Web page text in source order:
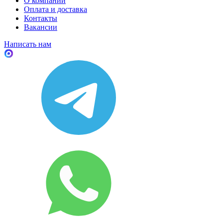
Оплата и доставка
Контакты
Вакансии
Написать нам